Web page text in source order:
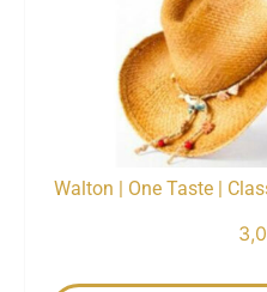
Walton | One Taste |